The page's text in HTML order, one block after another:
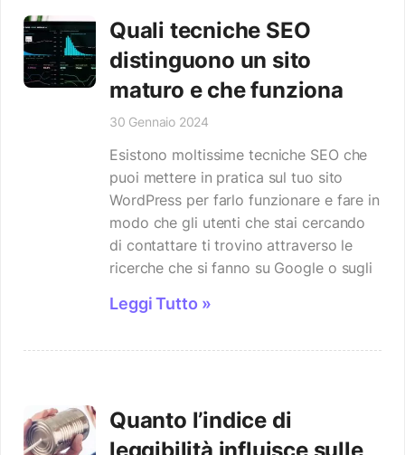
Quali tecniche SEO
distinguono un sito
maturo e che funziona
30 Gennaio 2024
Esistono moltissime tecniche SEO che
puoi mettere in pratica sul tuo sito
WordPress per farlo funzionare e fare in
modo che gli utenti che stai cercando
di contattare ti trovino attraverso le
ricerche che si fanno su Google o sugli
Leggi Tutto »
Quanto l’indice di